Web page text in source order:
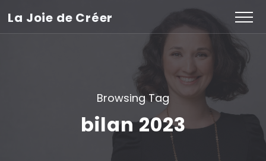
La Joie de Créer
Browsing Tag
bilan 2023